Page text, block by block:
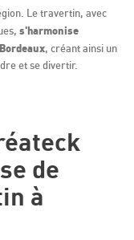
Le travertin, avec
s'harmonise
, créant ainsi un
et se divertir.
de
à